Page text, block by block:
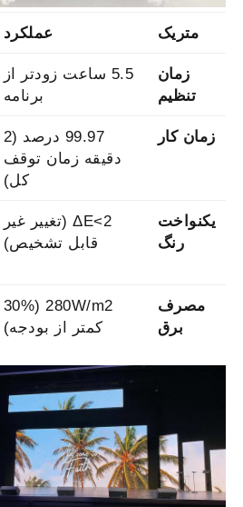
متریک عملکرد
زمان
تنظیم
5.5 ساعت زودتر از
برنامه
زمان کار
99.97 درصد (2
دقيقه زمان توقف
کل)
یکنواخت
رنگ
ΔE<2 (تغییر غیر
قابل تشخیص)
مصرف
برق
280W/m2 (30%
کمتر از بودجه)